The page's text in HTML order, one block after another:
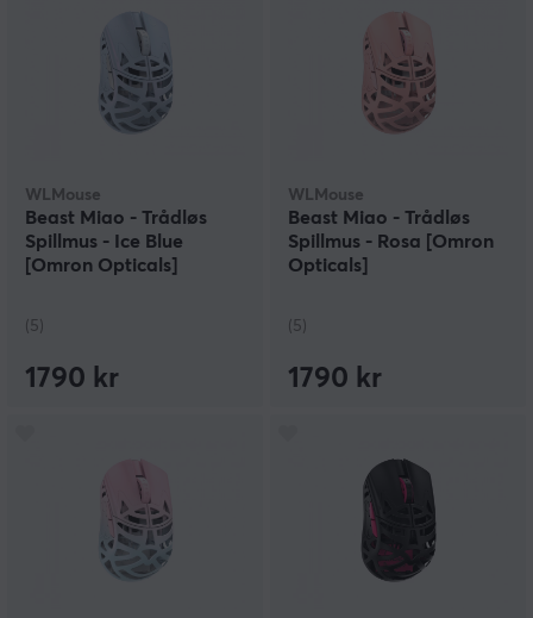
WLMouse
Beast Miao - Trådløs
Spillmus - Ice Blue
[Omron Opticals]
(5)
1790 kr
WLMouse
Beast Miao - Trådløs
Spillmus - Rosa [Omron
Opticals]
(5)
1790 kr